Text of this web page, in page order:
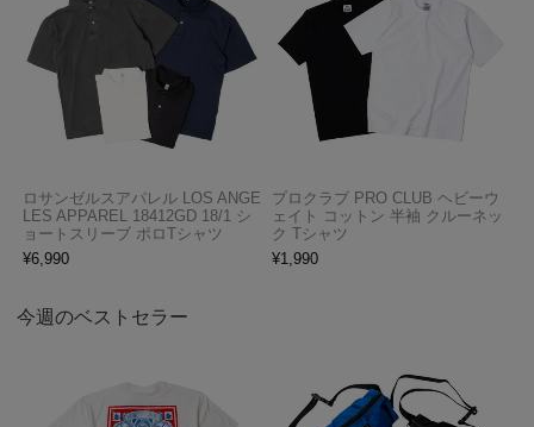
ロサンゼルスアパレル LOS ANGE
LES APPAREL 18412GD 18/1 シ
ョートスリーブ ポロTシャツ
¥6,990
プロクラブ PRO CLUB ヘビーウ
ェイト コットン 半袖 クルーネッ
ク Tシャツ
¥1,990
今週のベストセラー